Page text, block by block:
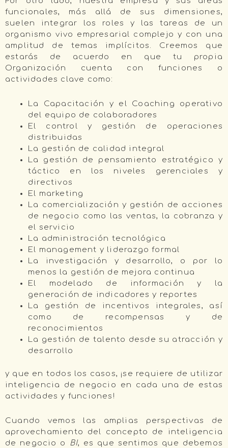
funcionales, más allá de sus dimensiones,
suelen integrar los roles y las tareas de un
organismo vivo empresarial complejo y con una
amplitud de temas implícitos. Creemos que
estarás de acuerdo en que tu propia
Organización cuenta con funciones o
actividades clave como:
La Capacitación y el Coaching operativo
del equipo de colaboradores
El control y gestión de operaciones
distribuidas
La gestión de calidad integral
La gestión de pensamiento estratégico y
táctico en los niveles gerenciales y
directivos
El marketing
La comercialización y gestión de acciones
de negocio como las ventas, la cobranza y
el servicio
La administración tecnológica
El management y liderazgo formal
La investigación y desarrollo, o por lo
menos la gestión de mejora continua
El modelado de información y la
generación de indicadores y reportes
La gestión de incentivos integrales, así
como de recompensas y de
reconocimientos
La gestión de talento desde su atracción y
desarrollo
y que en todos los casos, ¡se requiere de utilizar
inteligencia de negocio en cada una de estas
actividades y funciones!
Cuando vemos las amplias perspectivas de
aprovechamiento del concepto de inteligencia
de negocio o BI, es que sentimos que debemos